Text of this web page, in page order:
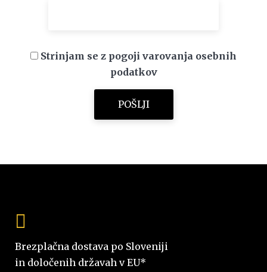
Strinjam se z pogoji varovanja osebnih
podatkov
Brezplačna dostava po Sloveniji
in določenih državah v EU*